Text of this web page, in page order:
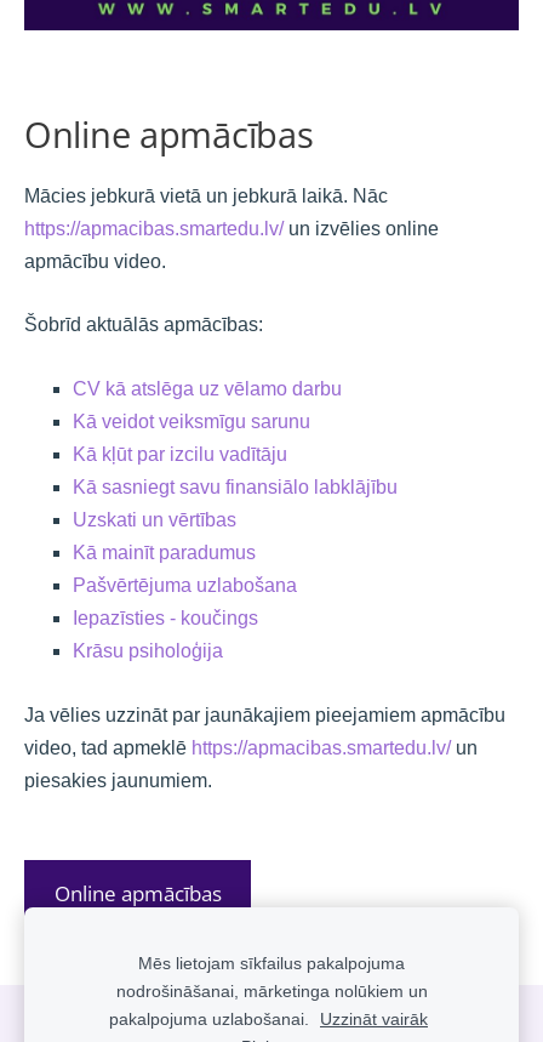
Online apmācības
Mācies jebkurā vietā un jebkurā laikā.
https://apmacibas.smartedu.lv/ un izvēlies online
apmācību video.
Šobrīd aktuālās apmācības:
CV kā atslēga uz vēlamo darbu
Kā veidot veiksmīgu sarunu
Kā kļūt par izcilu vadītāju
Kā sasniegt savu finansiālo labklājību
Uzskati un vērtības
Kā mainīt paradumus
Pašvērtējuma uzlabošana
Iepazīsties - koučings
Krāsu psiholoģija
Ja vēlies uzzināt par jaunākajiem pieejamiem apmācību
video, tad apmeklē https://apmacibas.smartedu.lv/ un
piesakies jaunumiem.
Online apmācības
Sīkdatnes
Mēs lietojam sīkfailus pakalpojuma
nodrošināšanai, mārketinga nolūkiem un
pakalpojuma uzlabošanai.
Uzzināt vairāk